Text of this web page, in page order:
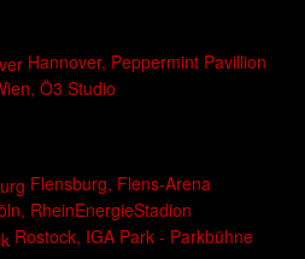
Hannover, Peppermint Pavillion
Ö3 Studio
Flensburg, Flens-Arena
RheinEnergieStadion
Rostock, IGA Park - Parkbühne